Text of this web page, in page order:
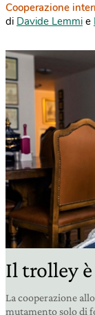
Cooperazione
di Davide Lemmi e
Il trolley
La cooperazione
mutamento solo di